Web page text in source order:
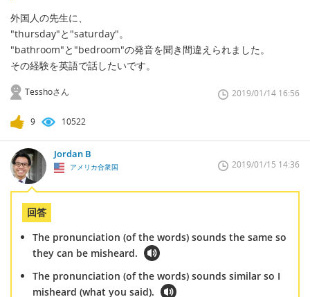
外国人の先生に、
"thursday"と"saturday"。
"bathroom"と"bedroom"の発音を聞き間違えられました。
その経験を英語で話したいです。
Tesshoさん 2019/01/14 16:56
9 10522
Jordan B
アメリカ合衆国 2019/01/15 14:36
回答
The pronunciation (of the words) sounds the same so
they can be misheard.
The pronunciation (of the words) sounds similar so I
misheard (what you said).